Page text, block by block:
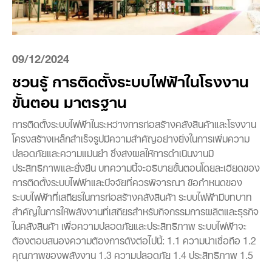
09/12/2024
ชวนรู้ การติดตั้งระบบไฟฟ้าในโรงงาน
ขั้นตอน มาตรฐาน
การติดตั้งระบบไฟฟ้าในระหว่างการก่อสร้างคลังสินค้าและโรงงาน
โครงสร้างเหล็กสำเร็จรูปมีความสำคัญอย่างยิ่งในการเพิ่มความ
ปลอดภัยและความแม่นยำ ซึ่งส่งผลให้การดำเนินงานมี
ประสิทธิภาพและยั่งยืน บทความนี้จะอธิบายขั้นตอนโดยละเอียดของ
การติดตั้งระบบไฟฟ้าและปัจจัยที่ควรพิจารณา ข้อกำหนดของ
ระบบไฟฟ้าที่เสถียรในการก่อสร้างคลังสินค้า ระบบไฟฟ้ามีบทบาท
สำคัญในการให้พลังงานที่เสถียรสำหรับกิจกรรมการผลิตและธุรกิจ
ในคลังสินค้า เพื่อความปลอดภัยและประสิทธิภาพ ระบบไฟฟ้าจะ
ต้องตอบสนองความต้องการดังต่อไปนี้: 1.1 ความน่าเชื่อถือ 1.2
คุณภาพของพลังงาน 1.3 ความปลอดภัย 1.4 ประสิทธิภาพ 1.5